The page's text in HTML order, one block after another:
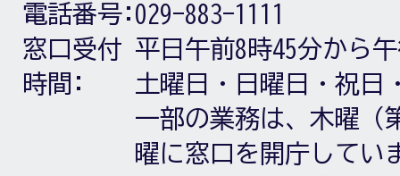
電話番号: 029-883-1111
窓口受付
時間:
平日午前8時45分から
土曜日・日曜日・祝日
一部の業務は、木曜（
曜に窓口を開庁してい